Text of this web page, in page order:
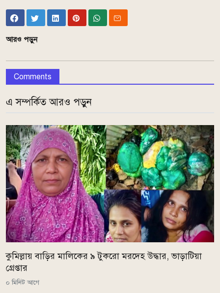
আরও পড়ুন
Comments
এ সম্পর্কিত আরও পড়ুন
কুমিল্লায় বাড়ির মালিকের ৯ টুকরো মরদেহ উদ্ধার, ভাড়াটিয়া
গ্রেপ্তার
০ মিনিট আগে